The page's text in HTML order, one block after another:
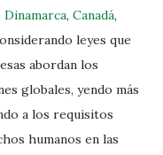
Dinamarca, Canadá,
leyes que
abordan los
globales, yendo más
a los requisitos
humanos en las